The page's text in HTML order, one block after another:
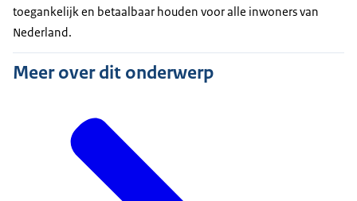
toegankelijk en betaalbaar houden voor alle inwoners van
Nederland.
Meer over dit onderwerp